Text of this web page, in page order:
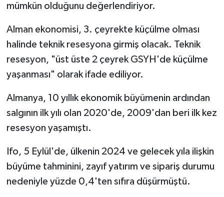
mümkün olduğunu değerlendiriyor.
Alman ekonomisi, 3. çeyrekte küçülme olması
halinde teknik resesyona girmiş olacak. Teknik
resesyon, "üst üste 2 çeyrek GSYH'de küçülme
yaşanması" olarak ifade ediliyor.
Almanya, 10 yıllık ekonomik büyümenin ardından
salgının ilk yılı olan 2020'de, 2009'dan beri ilk kez
resesyon yaşamıştı.
Ifo, 5 Eylül'de, ülkenin 2024 ve gelecek yıla ilişkin
büyüme tahminini, zayıf yatırım ve sipariş durumu
nedeniyle yüzde 0,4'ten sıfıra düşürmüştü.